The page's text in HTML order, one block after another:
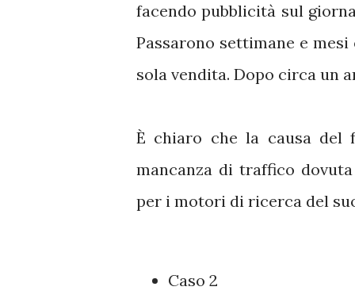
facendo pubblicità sul
Passarono settimane e
sola vendita. Dopo circa un
È chiaro che la causa del
mancanza di traffico
per i motori di ricerca del
Caso 2